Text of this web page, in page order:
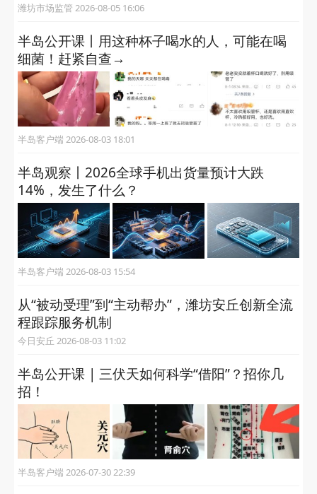
潍坊市场监管 2026-08-05 16:06
半岛公开课丨用这种杯子喝水的人，可能在喝
细菌！赶紧自查→
半岛客户端 2026-08-03 18:01
半岛观察丨2026全球手机出货量预计大跌
14%，发生了什么？
半岛客户端 2026-08-03 15:54
从“被动受理”到“主动帮办”，潍坊安丘创新全流
程跟踪服务机制
今日安丘 2026-08-03 11:02
半岛公开课 | 三伏天如何科学“借阳”？招你几
招！
半岛客户端 2026-07-30 22:39